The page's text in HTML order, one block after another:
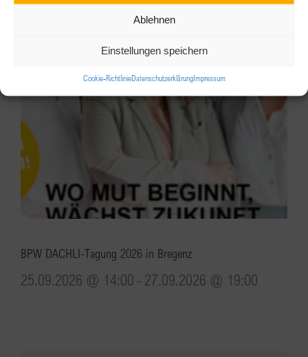
Ablehnen
Einstellungen speichern
Cookie-RichtlinieDatenschutzerklärungImpressum
BPW DACHLI-Tagung 2026 in Bregenz
25.09.2026 @ 14:00 - 27.09.2026 @ 19:00